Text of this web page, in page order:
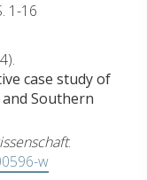
1-16
case study of
Southern
.
w